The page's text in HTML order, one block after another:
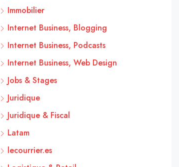
Immobilier
Internet Business, Blogging
Internet Business, Podcasts
Internet Business, Web Design
Jobs & Stages
Juridique
Juridique & Fiscal
Latam
lecourrier.es